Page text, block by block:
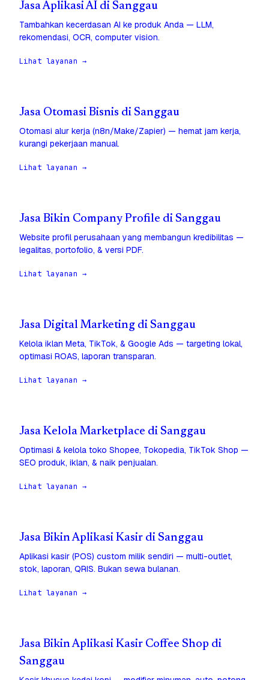
Jasa Aplikasi AI di Sanggau
Tambahkan kecerdasan AI ke produk Anda — LLM,
rekomendasi, OCR, computer vision.
Lihat layanan →
Jasa Otomasi Bisnis di Sanggau
Otomasi alur kerja (n8n/Make/Zapier) — hemat jam kerja,
kurangi pekerjaan manual.
Lihat layanan →
Jasa Bikin Company Profile di Sanggau
Website profil perusahaan yang membangun kredibilitas —
legalitas, portofolio, & versi PDF.
Lihat layanan →
Jasa Digital Marketing di Sanggau
Kelola iklan Meta, TikTok, & Google Ads — targeting lokal,
optimasi ROAS, laporan transparan.
Lihat layanan →
Jasa Kelola Marketplace di Sanggau
Optimasi & kelola toko Shopee, Tokopedia, TikTok Shop —
SEO produk, iklan, & naik penjualan.
Lihat layanan →
Jasa Bikin Aplikasi Kasir di Sanggau
Aplikasi kasir (POS) custom milik sendiri — multi-outlet,
stok, laporan, QRIS. Bukan sewa bulanan.
Lihat layanan →
Jasa Bikin Aplikasi Kasir Coffee Shop di
Sanggau